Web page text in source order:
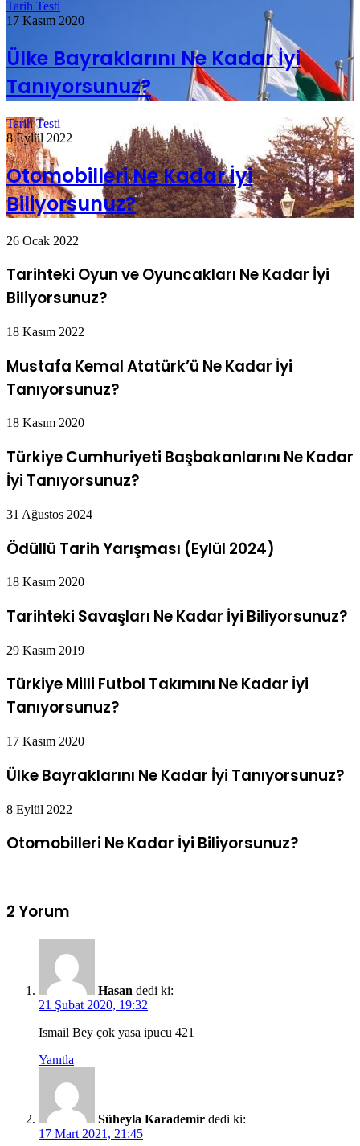
Tarih Testi
17 Kasım 2020
Ülke Bayraklarını Ne Kadar İyi
Tanıyorsunuz?
Tarih Testi
8 Eylül 2022
Otomobilleri Ne Kadar İyi
Biliyorsunuz?
26 Ocak 2022
Tarihteki Oyun ve Oyuncakları Ne Kadar İyi
Biliyorsunuz?
18 Kasım 2022
Mustafa Kemal Atatürk’ü Ne Kadar İyi
Tanıyorsunuz?
18 Kasım 2020
Türkiye Cumhuriyeti Başbakanlarını Ne Kadar
İyi Tanıyorsunuz?
31 Ağustos 2024
Ödüllü Tarih Yarışması (Eylül 2024)
18 Kasım 2020
Tarihteki Savaşları Ne Kadar İyi Biliyorsunuz?
29 Kasım 2019
Türkiye Milli Futbol Takımını Ne Kadar İyi
Tanıyorsunuz?
17 Kasım 2020
Ülke Bayraklarını Ne Kadar İyi Tanıyorsunuz?
8 Eylül 2022
Otomobilleri Ne Kadar İyi Biliyorsunuz?
2 Yorum
Hasan dedi ki:
21 Şubat 2020, 19:32
Ismail Bey çok yasa ipucu 421
Yanıtla
Süheyla Karademir dedi ki:
17 Mart 2021, 21:45